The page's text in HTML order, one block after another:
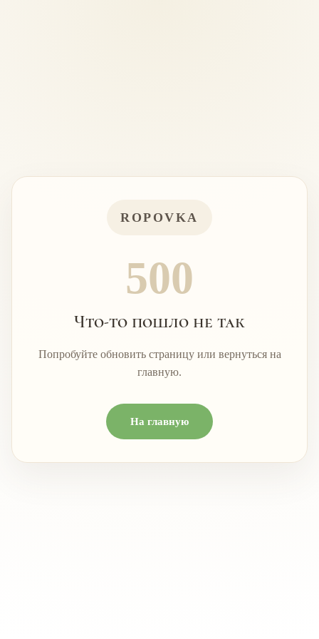
ROPOVKA
500
Что-то пошло не так
Попробуйте обновить страницу или вернуться на
главную.
На главную